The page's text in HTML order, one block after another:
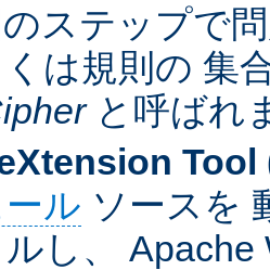
ステップで
は規則の 集
と呼ばれ
Tool
ル ソースを
し、